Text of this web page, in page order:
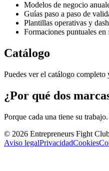
Modelos de negocio
Guías paso a paso de
Plantillas operativas y
Formaciones puntuales
Catálogo
Puedes ver el catálogo completo
¿Por qué dos
Porque cada una tiene su
© 2026 Entrepreneurs Fight
Aviso legalPrivacidadCookies